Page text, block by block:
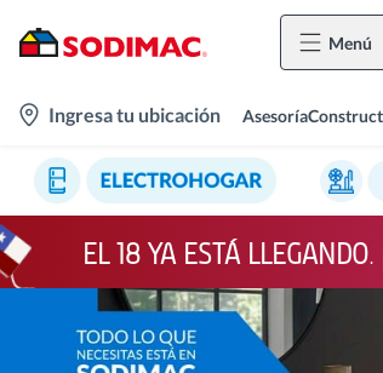
Menú
location-
Ingresa tu ubicación Asesoría
EL 18 YA ESTÁ LLEGANDO.